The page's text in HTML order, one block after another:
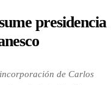
presidencia
de Carlos